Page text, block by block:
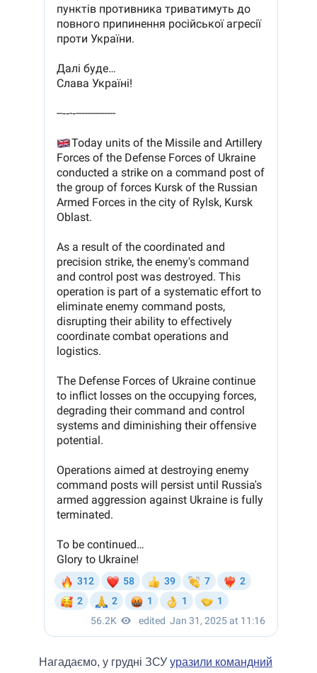
Нагадаємо, у грудні ЗСУ уразили командний